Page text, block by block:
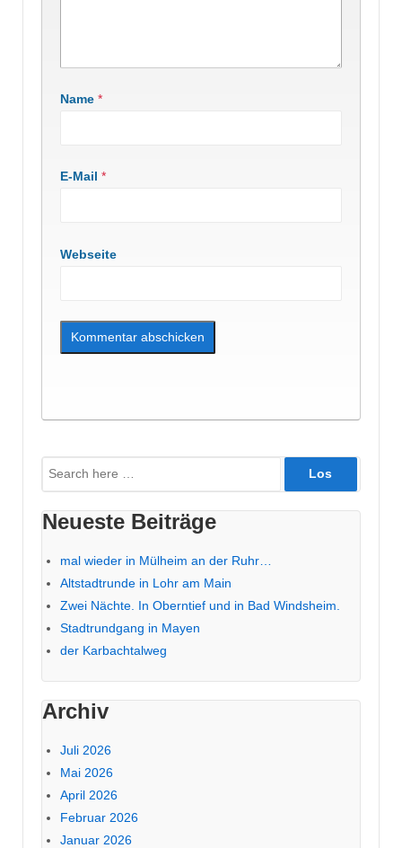
Name *
E-Mail *
Webseite
Suche
nach:
Neueste Beiträge
mal wieder in Mülheim an der Ruhr…
Altstadtrunde in Lohr am Main
Zwei Nächte. In Oberntief und in Bad Windsheim.
Stadtrundgang in Mayen
der Karbachtalweg
Archiv
Juli 2026
Mai 2026
April 2026
Februar 2026
Januar 2026